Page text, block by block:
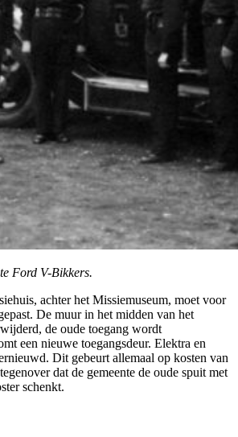
Ford V-Bikkers.
achter het Missiemuseum, moet voor
De muur in het midden van het
de oude toegang wordt
een nieuwe toegangsdeur. Elektra en
Dit gebeurt allemaal op kosten van
dat de gemeente de oude spuit met
schenkt.